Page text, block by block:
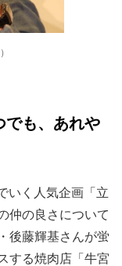
でも、あれや
いく人気企画「立
仲の良さについて
後藤輝基さんが蛍
する焼肉店「牛宮